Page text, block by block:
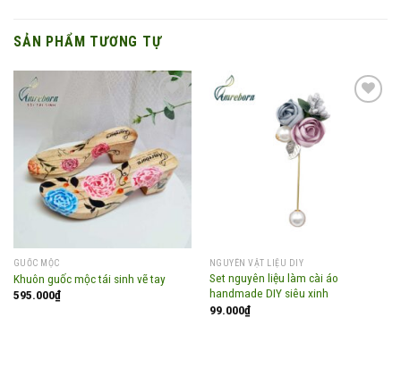
SẢN PHẨM TƯƠNG TỰ
Add to
wishlist
GUỐC MỘC
Khuôn guốc mộc tái sinh vẽ tay
595.000₫
NGUYÊN VẬT LIỆU DIY
Set nguyên liệu làm cài áo
handmade DIY siêu xinh
99.000₫